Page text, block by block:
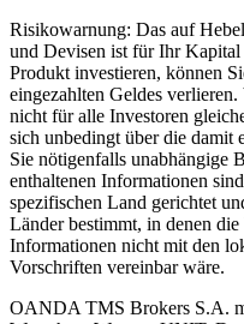
Risikowarnung: Das auf
und Devisen ist für Ihr Kapital
Produkt investieren, können
eingezahlten Geldes
nicht für alle Investoren
sich unbedingt über die damit
Sie nötigenfalls unabhängige
enthaltenen Informationen
spezifischen Land gerichtet
Länder bestimmt, in denen
Informationen nicht mit den
Vorschriften vereinbar wäre.
OANDA TMS Brokers S.A.